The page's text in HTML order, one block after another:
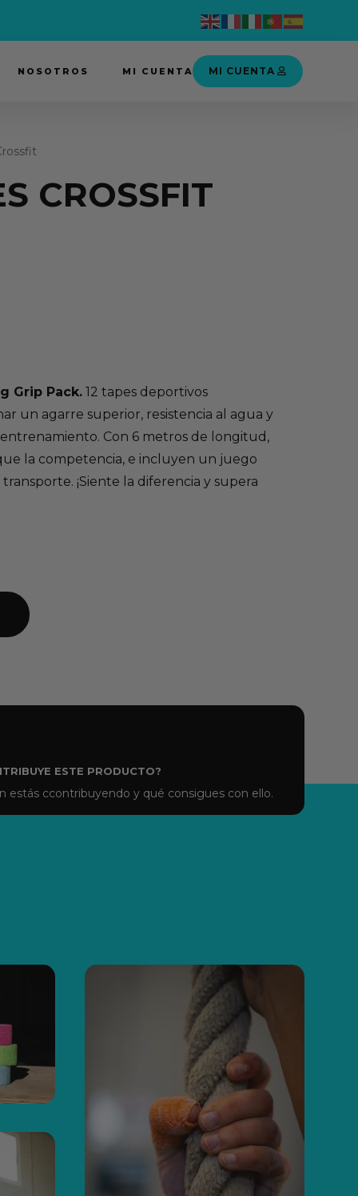
NOSOTROS MI CUENTA MI CUENTA
CROSSFIT
Grip Pack.12 tapes deportivos
un agarre superior, resistencia al agua y
Con 6 metros de longitud,
la competencia, e incluyen un juego
¡Siente la diferencia y supera
ESTE PRODUCTO?
estás ccontribuyendo y qué consigues con ello.